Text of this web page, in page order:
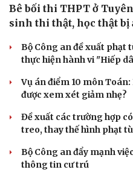
Bê bối thi THPT ở
sinh thi thật, học thật bị
Bộ Công an đề xuất phạt
thực hiện hành vi "Hiếp
Vụ án điểm 10 môn
được xem xét giảm nhẹ?
Đề xuất các trường hợp
treo, thay thế hình phạt tù
Bộ Công an đẩy mạnh
thông tin cư trú